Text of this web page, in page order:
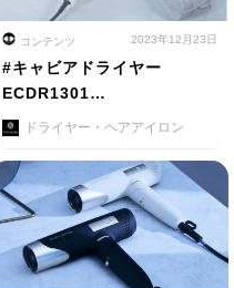
コンテンツ 2023年12月23日
#キャビアドライヤー
ECDR1301…
ドライヤー・ヘアアイロン